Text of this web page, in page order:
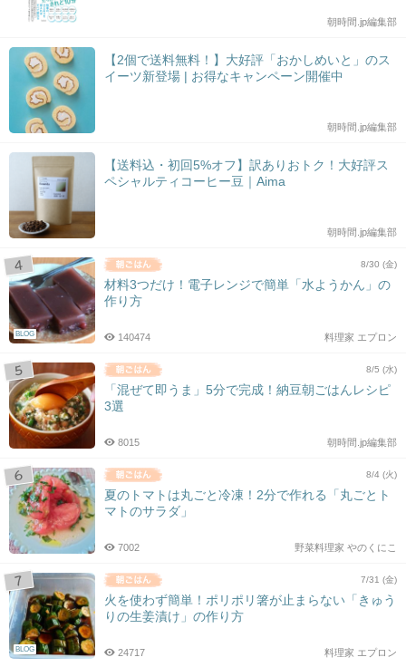
朝時間.jp編集部
【2個で送料無料！】大好評「おかしめいと」のス
イーツ新登場 | お得なキャンペーン開催中
朝時間.jp編集部
【送料込・初回5%オフ】訳ありおトク！大好評ス
ペシャルティコーヒー豆｜Aima
朝時間.jp編集部
BLOG
8/30 (金)
材料3つだけ！電子レンジで簡単「水ようかん」の
作り方
料理家 エプロン
140474
8/5 (水)
「混ぜて即うま」5分で完成！納豆朝ごはんレシピ
3選
朝時間.jp編集部
8015
8/4 (火)
夏のトマトは丸ごと冷凍！2分で作れる「丸ごとト
マトのサラダ」
野菜料理家 やのくにこ
7002
BLOG
7/31 (金)
火を使わず簡単！ポリポリ箸が止まらない「きゅう
りの生姜漬け」の作り方
料理家 エプロン
24717